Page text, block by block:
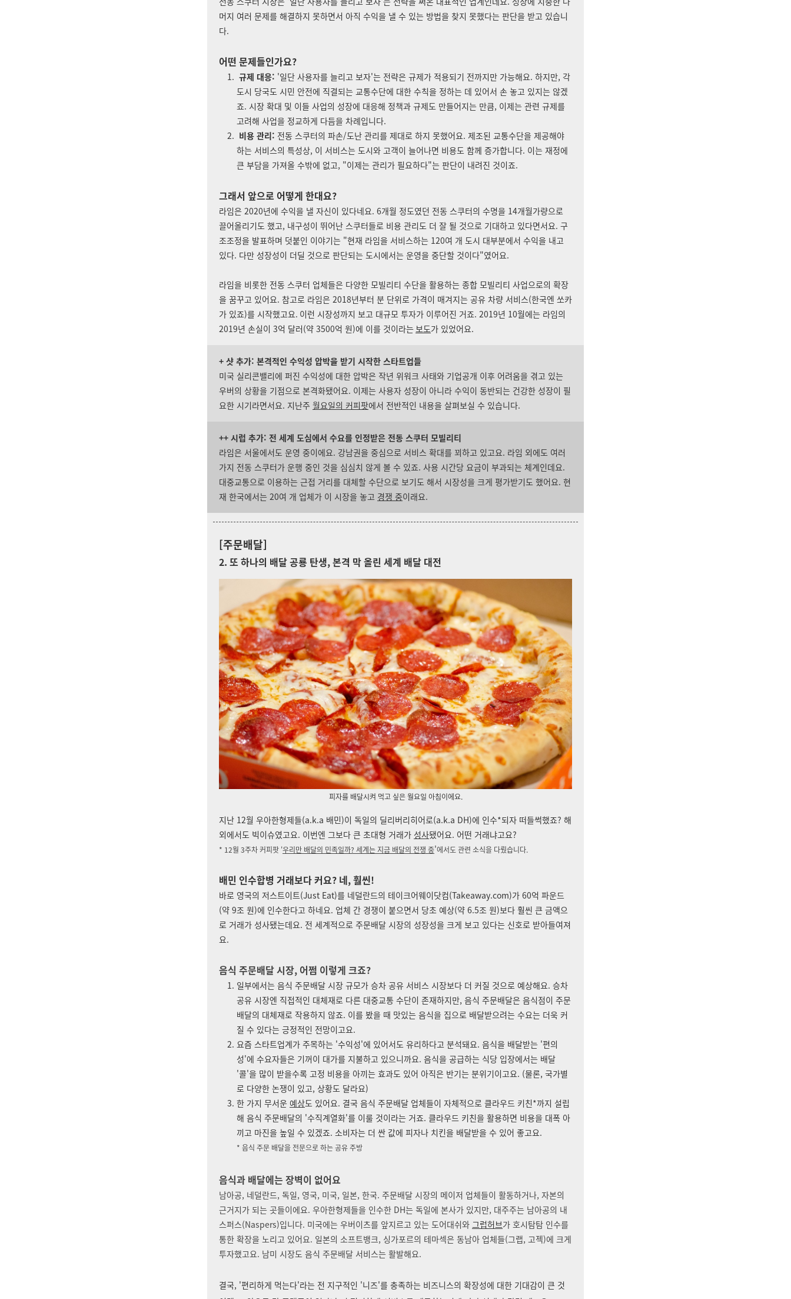
머지 여러 문제를 해결하지 못하면서 아직 수익을 낼 수 있는 방법을 찾지 못했다는 판단을 받고 있습니
다.
어떤 문제들인가요?
규제 대응: '일단 사용자를 늘리고 보자'는 전략은 규제가 적용되기 전까지만 가능해요. 하지만, 각
도시 당국도 시민 안전에 직결되는 교통수단에 대한 수칙을 정하는 데 있어서 손 놓고 있지는 않겠
죠. 시장 확대 및 이들 사업의 성장에 대응해 정책과 규제도 만들어지는 만큼, 이제는 관련 규제를
고려해 사업을 정교하게 다듬을 차례입니다.
비용 관리: 전동 스쿠터의 파손/도난 관리를 제대로 하지 못했어요. 제조된 교통수단을 제공해야
하는 서비스의 특성상, 이 서비스는 도시와 고객이 늘어나면 비용도 함께 증가합니다. 이는 재정에
큰 부담을 가져올 수밖에 없고, "이제는 관리가 필요하다"는 판단이 내려진 것이죠.
그래서 앞으로 어떻게 한대요?
라임은 2020년에 수익을 낼 자신이 있다네요. 6개월 정도였던 전동 스쿠터의 수명을 14개월가량으로
끌어올리기도 했고, 내구성이 뛰어난 스쿠터들로 비용 관리도 더 잘 될 것으로 기대하고 있다면서요. 구
조조정을 발표하며 덧붙인 이야기는 "현재 라임을 서비스하는 120여 개 도시 대부분에서 수익을 내고
있다. 다만 성장성이 더딜 것으로 판단되는 도시에서는 운영을 중단할 것이다"였어요.
라임을 비롯한 전동 스쿠터 업체들은 다양한 모빌리티 수단을 활용하는 종합 모빌리티 사업으로의 확장
을 꿈꾸고 있어요. 참고로 라임은 2018년부터 분 단위로 가격이 매겨지는 공유 차량 서비스(한국엔 쏘카
가 있죠)를 시작했고요. 이런 시장성까지 보고 대규모 투자가 이루어진 거죠. 2019년 10월에는 라임의
2019년 손실이 3억 달러(약 3500억 원)에 이를 것이라는보도가 있었어요.
+ 샷 추가: 본격적인 수익성 압박을 받기 시작한 스타트업들
미국 실리콘밸리에 퍼진 수익성에 대한 압박은 작년 위워크 사태와 기업공개 이후 어려움을 겪고 있는
우버의 상황을 기점으로 본격화됐어요. 이제는 사용자 성장이 아니라 수익이 동반되는 건강한 성장이 필
요한 시기라면서요. 지난주 월요일의 커피팟에서 전반적인 내용을 살펴보실 수 있습니다.
++ 시럽 추가: 전 세계 도심에서 수요를 인정받은 전동 스쿠터 모빌리티
라임은 서울에서도 운영 중이에요. 강남권을 중심으로 서비스 확대를 꾀하고 있고요. 라임 외에도 여러
가지 전동 스쿠터가 운행 중인 것을 심심치 않게 볼 수 있죠. 사용 시간당 요금이 부과되는 체계인데요.
대중교통으로 이용하는 근접 거리를 대체할 수단으로 보기도 해서 시장성을 크게 평가받기도 했어요. 현
재 한국에서는 20여 개 업체가 이 시장을 놓고 경쟁 중이래요.
[주문배달]
2. 또 하나의 배달 공룡 탄생, 본격 막 올린 세계 배달 대전
피자를 배달시켜 먹고 싶은 월요일 아침이에요.
지난 12월 우아한형제들(a.k.a 배민)이 독일의 딜리버리히어로(a.k.a DH)에 인수*되자 떠들썩했죠? 해
외에서도 빅이슈였고요. 이번엔 그보다 큰 초대형 거래가 성사됐어요. 어떤 거래냐고요?
* 12월 3주차 커피팟 '우리만 배달의 민족일까? 세계는 지금 배달의 전쟁 중'에서도 관련 소식을 다뤘습니다.
배민 인수합병 거래보다 커요? 네, 훨씬!
바로 영국의 저스트이트(Just Eat)를 네덜란드의 테이크어웨이닷컴(Takeaway.com)가 60억 파운드
(약 9조 원)에 인수한다고 하네요. 업체 간 경쟁이 붙으면서 당초 예상(약 6.5조 원)보다 훨씬 큰 금액으
로 거래가 성사됐는데요. 전 세계적으로 주문배달 시장의 성장성을 크게 보고 있다는 신호로 받아들여져
요.
음식 주문배달 시장, 어쩜 이렇게 크죠?
일부에서는 음식 주문배달 시장 규모가 승차 공유 서비스 시장보다 더 커질 것으로 예상해요. 승차
공유 시장엔 직접적인 대체재로 다른 대중교통 수단이 존재하지만, 음식 주문배달은 음식점이 주문
배달의 대체재로 작용하지 않죠. 이를 봤을 때 맛있는 음식을 집으로 배달받으려는 수요는 더욱 커
질 수 있다는 긍정적인 전망이고요.
요즘 스타트업계가 주목하는 '수익성'에 있어서도 유리하다고 분석돼요. 음식을 배달받는 '편의
성'에 수요자들은 기꺼이 대가를 지불하고 있으니까요. 음식을 공급하는 식당 입장에서는 배달
'콜'을 많이 받을수록 고정 비용을 아끼는 효과도 있어 아직은 반기는 분위기이고요. (물론, 국가별
로 다양한 논쟁이 있고, 상황도 달라요)
한 가지 무서운 예상도 있어요. 결국 음식 주문배달 업체들이 자체적으로 클라우드 키친*까지 설립
해 음식 주문배달의 '수직계열화'를 이룰 것이라는 거죠. 클라우드 키친을 활용하면 비용을 대폭 아
끼고 마진을 높일 수 있겠죠. 소비자는 더 싼 값에 피자나 치킨을 배달받을 수 있어 좋고요.
* 음식 주문 배달을 전문으로 하는 공유 주방
음식과 배달에는 장벽이 없어요
남아공, 네덜란드, 독일, 영국, 미국, 일본, 한국. 주문배달 시장의 메이저 업체들이 활동하거나, 자본의
근거지가 되는 곳들이에요. 우아한형제들을 인수한 DH는 독일에 본사가 있지만, 대주주는 남아공의 내
스퍼스(Naspers)입니다. 미국에는 우버이츠를 앞지르고 있는 도어대쉬와 그럽허브가 호시탐탐 인수를
통한 확장을 노리고 있어요. 일본의 소프트뱅크, 싱가포르의 테마섹은 동남아 업체들(그랩, 고젝)에 크게
투자했고요. 남미 시장도 음식 주문배달 서비스는 활발해요.
결국, '편리하게 먹는다'라는 전 지구적인 '니즈'를 충족하는 비즈니스의 확장성에 대한 기대감이 큰 것